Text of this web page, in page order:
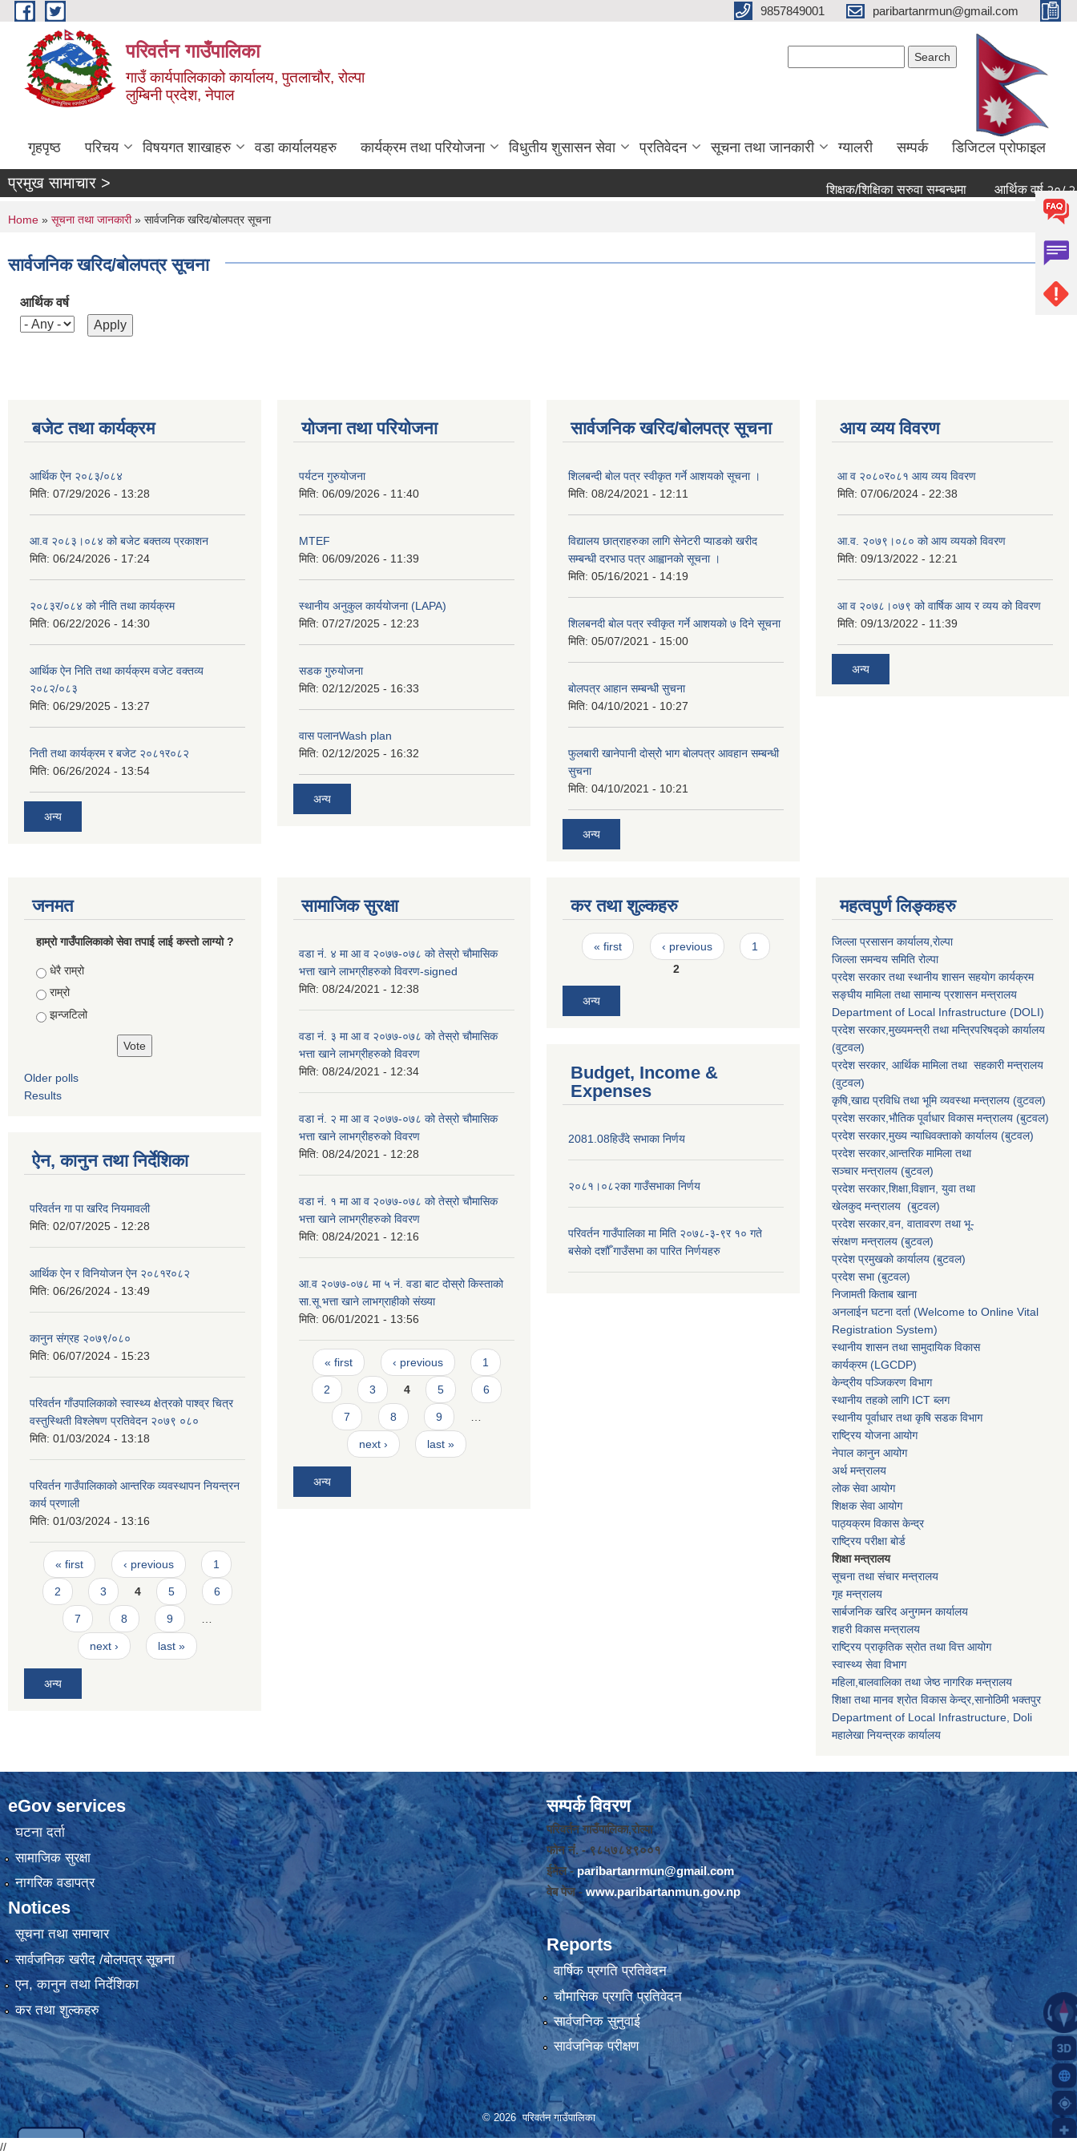
Skip to main content 9857849001 paribartanrmun@gmail.com
परिवर्तन गाउँपालिका
गाउँ कार्यपालिकाको कार्यालय, पुतलाचौर, रोल्पा
लुम्बिनी प्रदेश, नेपाल
गृहपृष्ठ परिचय विषयगत शाखाहरु वडा कार्यालयहरु कार्यक्रम तथा परियोजना विधुतीय शुसासन सेवा प्रतिवेदन सूचना तथा जानकारी ग्यालरी सम्पर्क डिजिटल प्रोफाइल
प्रमुख सामाचार > शिक्षक/शिक्षिका सरुवा सम्बन्धमा आर्थिक वर्ष २०८२ ८३
You are here
Home » सूचना तथा जानकारी» सार्वजनिक खरिद/बोलपत्र सूचना
सार्वजनिक खरिद/बोलपत्र सूचना
आर्थिक वर्ष
बजेट तथा कार्यक्रम
आर्थिक ऐन २०८३/०८४
मिति: 07/29/2026 - 13:28
आ.व २०८३।०८४ को बजेट बक्तव्य प्रकाशन
मिति: 06/24/2026 - 17:24
२०८३र/०८४ को नीति तथा कार्यक्रम
मिति: 06/22/2026 - 14:30
आर्थिक ऐन निति तथा कार्यक्रम वजेट वक्तव्य
२०८२/०८३
मिति: 06/29/2025 - 13:27
निती तथा कार्यक्रम र बजेट २०८१र०८२
मिति: 06/26/2024 - 13:54
अन्य
योजना तथा परियोजना
पर्यटन गुरुयोजना
मिति: 06/09/2026 - 11:40
MTEF
मिति: 06/09/2026 - 11:39
स्थानीय अनुकुल कार्ययोजना (LAPA)
मिति: 07/27/2025 - 12:23
सडक गुरुयोजना
मिति: 02/12/2025 - 16:33
वास पलानWash plan
मिति: 02/12/2025 - 16:32
अन्य
सार्वजनिक खरिद/बोलपत्र सूचना
शिलबन्दी बाेल पत्र स्वीकृत गर्ने आशयको सूचना ।
मिति: 08/24/2021 - 12:11
विद्यालय छात्राहरुका लागि सेनेटरी प्याडको खरीद
सम्बन्धी दरभाउ पत्र आह्वानकाे सूचना ।
मिति: 05/16/2021 - 14:19
शिलबनदी बाेल पत्र स्वीकृत गर्ने आशयकाे ७ दिने सूचना
मिति: 05/07/2021 - 15:00
बाेलपत्र आहान सम्बन्धी सुचना
मिति: 04/10/2021 - 10:27
फुलबारी खानेपानी दाेस्राेे भाग बाेलपत्र आवहान सम्बन्धी
सुचना
मिति: 04/10/2021 - 10:21
अन्य
आय व्यय विवरण
आ व २०८०र०८१ आय व्यय विवरण
मिति: 07/06/2024 - 22:38
आ.व. २०७९।०८० को आय व्ययको विवरण
मिति: 09/13/2022 - 12:21
आ‍ व २०७८।०७९ को वार्षिक आय र व्यय को विवरण
मिति: 09/13/2022 - 11:39
अन्य
जनमत
हाम्रो गाउँपालिकाको सेवा तपाई लाई कस्तो लाग्यो ?
Choices
धेरै राम्रो
राम्रो
झन्जटिलो
Older polls
Results
ऐन, कानुन तथा निर्देशिका
परिवर्तन गा पा खरिद नियमावली
मिति: 02/07/2025 - 12:28
आर्थिक ऐन र विनियोजन ऐन २०८१र०८२
मिति: 06/26/2024 - 13:49
कानुन संग्रह २०७९/०८०
मिति: 06/07/2024 - 15:23
परिवर्तन गाँउपालिकाको स्वास्थ्य क्षेत्रको पाश्व्र चित्र
वस्तुस्थिती विश्लेषण प्रतिवेदन २०७९ ०८०
मिति: 01/03/2024 - 13:18
परिवर्तन गाउँपालिकाको आन्तरिक व्यवस्थापन नियन्त्रन
कार्य प्रणाली
मिति: 01/03/2024 - 13:16
Pages
« first ‹ previous 1
2 3 4 5 6
7 8 9 …
next › last »
अन्य
सामाजिक सुरक्षा
वडा न‌ं. ४ मा आ व २०७७-०७८ को तेस्रो चौमासिक
भत्ता खाने लाभग्रीहरुको विवरण-signed
मिति: 08/24/2021 - 12:38
वडा न‌ं. ३ मा आ व २०७७-०७८ को तेस्रो चौमासिक
भत्ता खाने लाभग्रीहरुको विवरण
मिति: 08/24/2021 - 12:34
वडा न‌ं. २ मा आ व २०७७-०७८ को तेस्रो चौमासिक
भत्ता खाने लाभग्रीहरुको विवरण
मिति: 08/24/2021 - 12:28
वडा न‌ं. १ मा आ व २०७७-०७८ को तेस्रो चौमासिक
भत्ता खाने लाभग्रीहरुको विवरण
मिति: 08/24/2021 - 12:16
आ.व २०७७-०७८ मा ५ न‌ं. वडा बाट दोस्रो किस्ताको
सा.सू भत्ता खाने लाभग्राहीको संख्या
मिति: 06/01/2021 - 13:56
Pages
« first ‹ previous 1
2 3 4 5 6
7 8 9 …
next › last »
अन्य
कर तथा शुल्कहरु
Pages
« first ‹ previous
1
2
अन्य
Budget, Income &
Expenses
2081.08हिउँदे सभाका निर्णय
२०८१।०८२का गाउँसभाका निर्णय
परिवर्तन गाउँपालिका मा मिति २०७८-३-९र १० गते
बसेकाे दशौँ गाउँसभा का पारित निर्णयहरु
महत्वपुर्ण लिङ्कहरु
जिल्ला प्रसासन कार्यालय,राेल्पा
जिल्ला समन्वय समिति रोल्पा
प्रदेश सरकार तथा स्थानीय शासन सहयाेग कार्यक्रम
सङ्‍घीय मामिला तथा सामान्य प्रशासन मन्त्रालय
Department of Local Infrastructure (DOLI)
प्रदेश सरकार,मुख्यमन्त्री तथा मन्त्रिपरिषद्को कार्यालय
(वुटवल)
प्रदेश सरकार, आर्थिक मामिला तथा सहकारी मन्त्रालय
(वुटवल)
कृषि,खाद्य प्रविधि तथा भूमि व्यवस्था मन्त्रालय (वुटवल)
प्रदेश सरकार,भाैतिक पूर्वाधार विकास मन्त्रालय (बुटवल)
प्रदेश सरकार,मुख्य न्याधिवक्ताकाे कार्यालय (बुटवल)
प्रदेश सरकार,आन्तरिक मामिला तथा
सञ्चार मन्त्रालय (बुटवल)
प्रदेश सरकार,शिक्षा,विज्ञान, युवा तथा
खेलकुद मन्त्रालय (बुटवल)
प्रदेश सरकार,वन, वातावरण तथा भू-
संरक्षण मन्त्रालय (बुटवल)
प्रदेश प्रमुखकाे कार्यालय (बुटवल)
प्रदेश सभा (बुटवल)
निजामती किताब खाना
अनलाईन घटना दर्ता (Welcome to Online Vital
Registration System)
स्थानीय शासन तथा सामुदायिक विकास
कार्यक्रम (LGCDP)
केन्द्रीय पञ्जिकरण विभाग
स्थानीय तहको लागि ICT ब्लग
स्थानीय पूर्वाधार तथा कृषि सडक विभाग
राष्ट्रिय योजना आयोग
नेपाल कानुन आयोग
अर्थ मन्त्रालय
लोक सेवा आयोग
शिक्षक सेवा आयोग
पाठ्यक्रम विकास केन्द्र
राष्ट्रिय परीक्षा बोर्ड
शिक्षा मन्त्रालय
सूचना तथा संचार मन्त्रालय
गृह मन्त्रालय
सार्बजनिक खरिद अनुगमन कार्यालय
शहरी विकास मन्त्रालय
राष्ट्रिय प्राकृतिक स्रोत तथा वित्त आयोग
स्वास्थ्य सेवा विभाग
महिला,बालवालिका तथा जेष्ठ नागरिक मन्त्रालय
शिक्षा तथा मानव श्राेत विकास केन्द्र,सानाेठिमी भक्तपुर
Department of Local Infrastructure, Doli
महालेखा नियन्त्रक कार्यालय
eGov services
घटना दर्ता
सामाजिक सुरक्षा
नागरिक वडापत्र
Notices
सूचना तथा समाचार
सार्वजनिक खरीद /बोलपत्र सूचना
एन, कानुन तथा निर्देशिका
कर तथा शुल्कहरु
सम्पर्क विवरण
परिवर्तन गाउँपालिका,रोल्पा
फोन नंं. - ९८५७८४९००१
ईमेल -paribartanrmun@gmail.com
वेब पेज -www.paribartanmun.gov.np
Reports
वार्षिक प्रगति प्रतिवेदन
चौमासिक प्रगति प्रतिवेदन
सार्वजनिक सुनुवाई
सार्वजनिक परीक्षण
© 2026 परिवर्तन गाउँपालिका
//